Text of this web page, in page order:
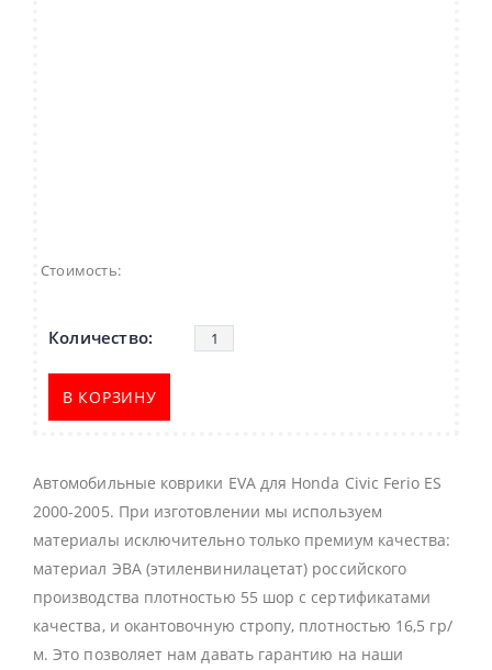
Стоимость:
В КОРЗИНУ
Автомобильные коврики EVA для Honda Civic Ferio ES
2000-2005. При изготовлении мы используем
материалы исключительно только премиум качества:
материал ЭВА (этиленвинилацетат) российского
производства плотностью 55 шор с сертификатами
качества, и окантовочную стропу, плотностью 16,5 гр/
м. Это позволяет нам давать гарантию на наши